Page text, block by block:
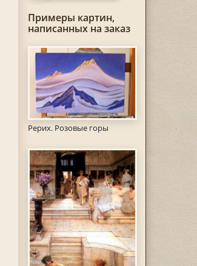
Примеры картин,
написанных на заказ
Рерих. Розовые горы